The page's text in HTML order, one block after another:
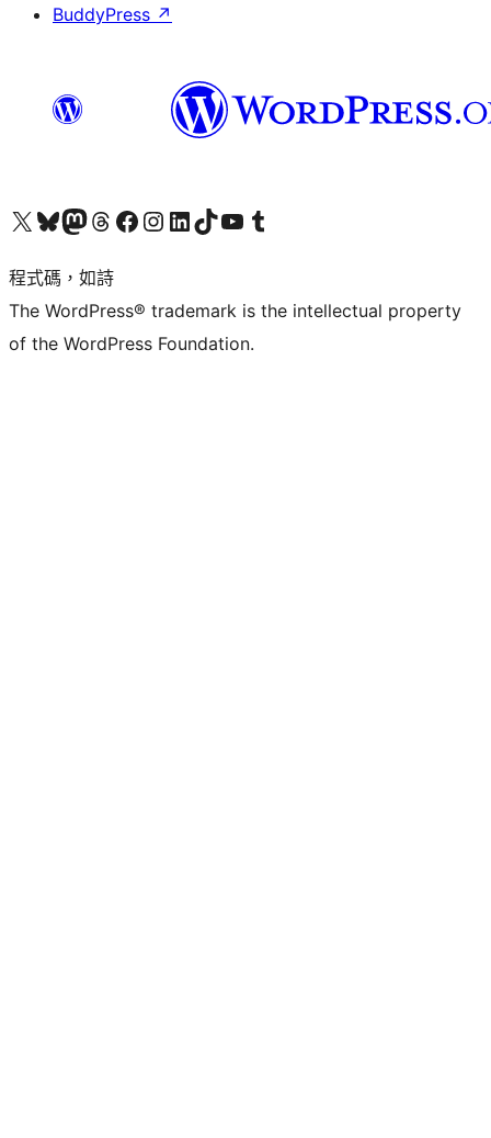
BuddyPress ↗
查看我們的 X (之前的 Twitter) 帳號造訪我們的 Bluesky 帳號造訪我們的 Mastodon 帳號造訪我們的 Threads 帳號 造訪我們的 Facebook 粉絲專頁Visit our Instagram account
Visit our LinkedIn account
造訪我們的 TikTok 帳號Visit our YouTube channel
造訪我們的 Tumblr 帳號
程式碼，如詩
The WordPress® trademark is the intellectual property
of the WordPress Foundation.